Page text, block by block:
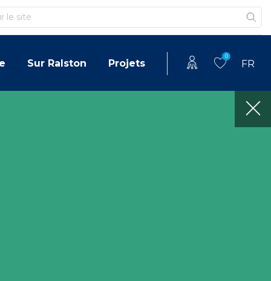
Sur Ralston Projets
0
FR